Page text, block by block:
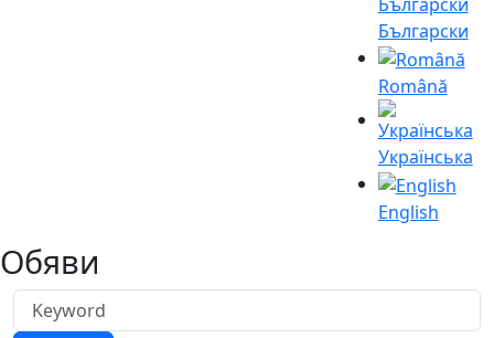
Български
Română
Українська
English
Обяви